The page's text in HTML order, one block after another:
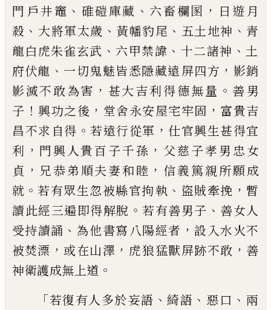
門 戶井竈 、 碓磑庫藏 、 六畜欄圂 ， 日遊月
殺 、 大將軍太歲 、 黃幡豹尾 、 五土地神 、 青
龍白虎朱雀玄武 、 六甲禁諱 、 十二諸神 、 土
府伏龍 、 一切鬼魅皆悉隱藏遠屏四方 ， 影銷
影滅不敢為害 ， 甚大吉利得德無量 。 善男
子 ！ 興功之後 ， 堂舍永安屋宅牢固 ， 富貴吉
昌不求自得 。 若遠行從軍 ， 仕官興生甚得宜
利 ， 門興人貴百子千孫 ， 父慈子孝男忠女
貞 ， 兄恭弟順夫妻和睦 ， 信義篤親所願成
就 。 若有眾生忽被縣官拘執 、 盜賊牽挽 ， 暫
讀此經三遍即得解脫 。 若有善男子 、 善女人
受持讀誦 、 為他書寫 八陽經者 ， 設入水火不
被焚漂 ， 或在山澤 ， 虎狼猛獸屏跡不敢 ， 善
神衛護成無 上道 。
「若復有人多於妄語 、 綺語 、 惡口 、 兩